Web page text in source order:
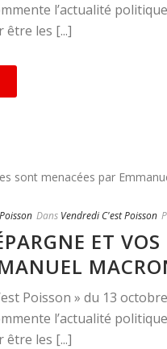
l’actualité
être les [...]
Dans Vendredi C'est Poisson
ET
Poisson » du 13
l’actualité
être les [...]